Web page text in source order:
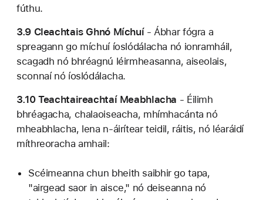
fúthu.
3.9 Cleachtais Ghnó Míchuí - Ábhar fógra a
spreagann go míchuí íoslódálacha nó ionramháil,
scagadh nó bhréagnú léirmheasanna, aiseolais,
sconnaí nó íoslódálacha.
3.10 Teachtaireachtaí Meabhlacha - Éilimh
bhréagacha, chalaoiseacha, mhímhacánta nó
mheabhlacha, lena n-áirítear teidil, ráitis, nó léaráidí
míthreoracha amhail:
Scéimeanna chun bheith saibhir go tapa,
"airgead saor in aisce," nó deiseanna nó